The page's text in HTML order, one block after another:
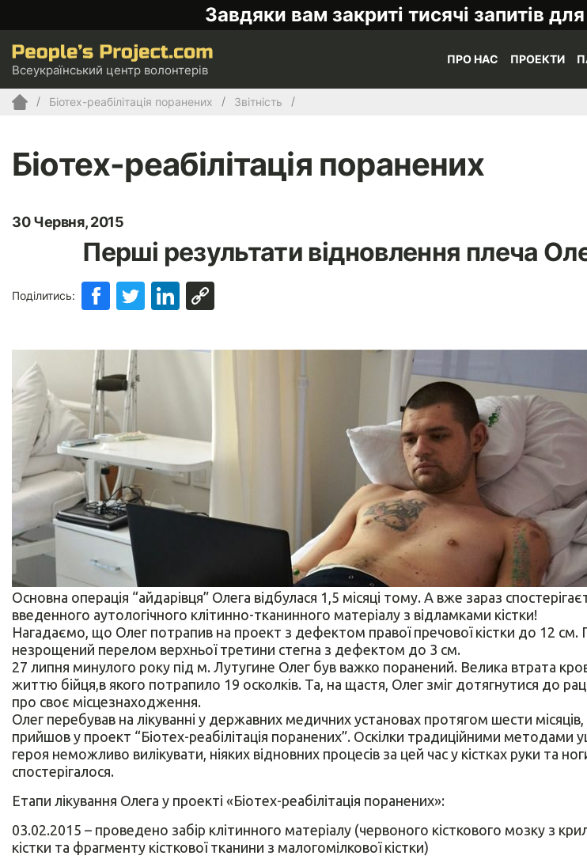
Завдяки вам закриті тисячі запитів
Всеукраїнський центр волонтерів
ПРО НАС ПРОЕКТИ
Біотех-реабілітація поранених Звітність
Біотех-реабілітація поранених
30 Червня, 2015
Перші результати відновлення плеча
Поділитись:
Основна операція “айдарівця” Олега відбулася 1,5 місяці тому. А вже зараз
введенного аутологічного клітинно-тканинного матеріалу з відламками кістки!
Нагадаємо, що Олег потрапив на проект з дефектом правої пречової кістки до 12 см.
незрощений перелом верхньої третини стегна з дефектом до 3 см.
27 липня минулого року під м. Лутугине Олег був важко поранений. Велика втрата
життю бійця,в якого потрапило 19 осколків. Та, на щастя, Олег зміг дотягнутися до
про своє місцезнаходження.
Олег перебував на лікуванні у державних медичних установах протягом шести
прийшов у проект “Біотех-реабілітація поранених”. Оскілки традиційними методами
героя неможливо вилікувати, ніяких відновних процесів за цей час у кістках руки та
спостерігалося.
Етапи лікування Олега у проекті «Біотех-реабілітація поранених»:
03.02.2015 – проведено забір клітинного матеріалу (червоного кісткового мозку з
кістки та фрагменту кісткової тканини з малогомілкової кістки)